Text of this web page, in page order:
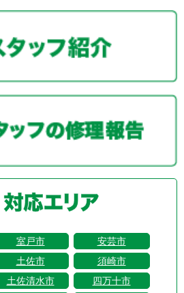
室戸市
安芸市
土佐市
須崎市
土佐清水市
四万十市